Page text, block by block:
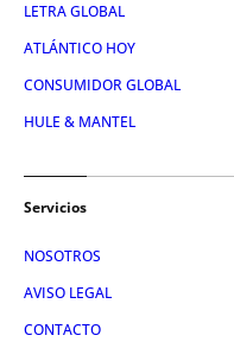
LETRA GLOBAL
ATLÁNTICO HOY
CONSUMIDOR GLOBAL
HULE & MANTEL
Servicios
NOSOTROS
AVISO LEGAL
CONTACTO